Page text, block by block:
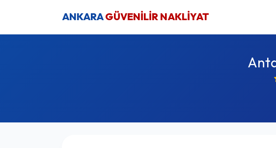
ANKARAGÜVENİLİR NAKLİYAT